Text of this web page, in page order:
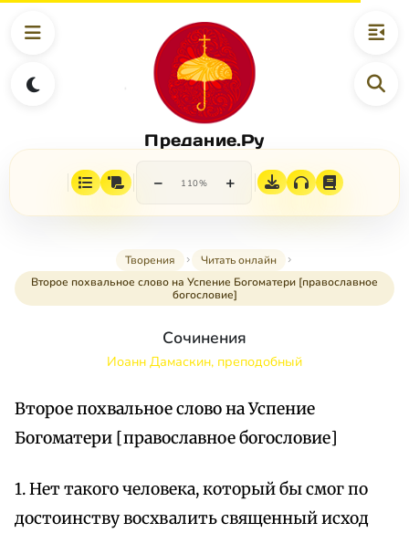
Предание.Ру
− 110% +
Творения
Читать онлайн
Второе похвальное слово на Успение Богоматери [православное
богословие]
Сочинения
Иоанн Дамаскин, преподобный
Второе похвальное слово на Успение
Богоматери [православное богословие]
1. Нет такого человека, который бы смог по
достоинству восхвалить священный исход